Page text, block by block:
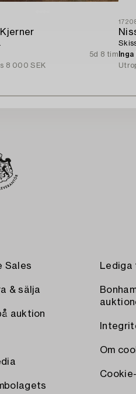
5d 8 tim
8 000 SEK
Inga
Sales
& sälja
auktion
Lediga
Om